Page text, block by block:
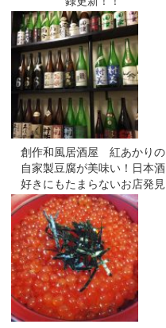
創作和風居酒屋 紅あかりの
自家製豆腐が美味い！日本酒
好きにもたまらないお店発見
☆